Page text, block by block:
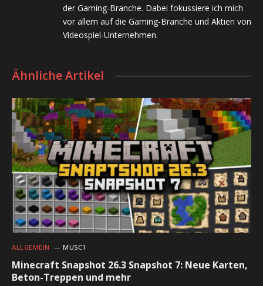
der Gaming-Branche. Dabei fokussiere ich mich
vor allem auf die Gaming-Branche und Aktien von
Videospiel-Unternehmen.
Ähnliche Artikel
ALLGEMEIN MUSC1
Minecraft Snapshot 26.3 Snapshot 7: Neue Karten,
Beton-Treppen und mehr